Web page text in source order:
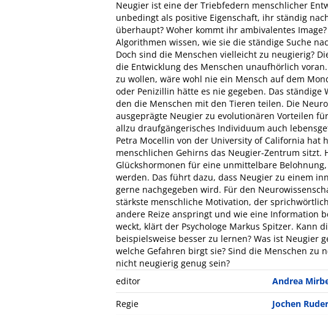
Neugier ist eine der Triebfedern menschlicher
unbedingt als positive Eigenschaft, ihr ständig
überhaupt? Woher kommt ihr ambivalentes
Algorithmen wissen, wie sie die ständige Suche
Doch sind die Menschen vielleicht zu neugierig?
die Entwicklung des Menschen unaufhörlich
zu wollen, wäre wohl nie ein Mensch auf dem
oder Penizillin hätte es nie gegeben. Das ständige
den die Menschen mit den Tieren teilen. Die
ausgeprägte Neugier zu evolutionären Vorteilen
allzu draufgängerisches Individuum auch
Petra Mocellin von der University of California hat
menschlichen Gehirns das Neugier-Zentrum sitzt.
Glückshormonen für eine unmittelbare
werden. Das führt dazu, dass Neugier zu einem
gerne nachgegeben wird. Für den
stärkste menschliche Motivation, der
andere Reize anspringt und wie eine Information
weckt, klärt der Psychologe Markus Spitzer. Kann
beispielsweise besser zu lernen? Was ist Neugier
welche Gefahren birgt sie? Sind die Menschen zu
nicht neugierig genug sein?
editor
Andrea
Regie
Jochen